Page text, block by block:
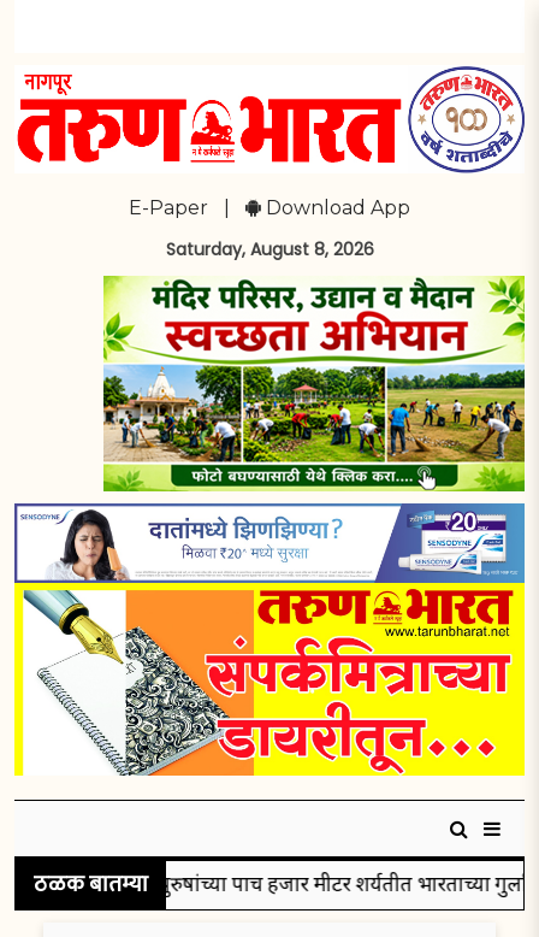
E-Paper Download App
Saturday, August 8, 2026
ठळक बातम्यापुरुषांच्या पाच हजार मीटर शर्यतीत भारताच्या